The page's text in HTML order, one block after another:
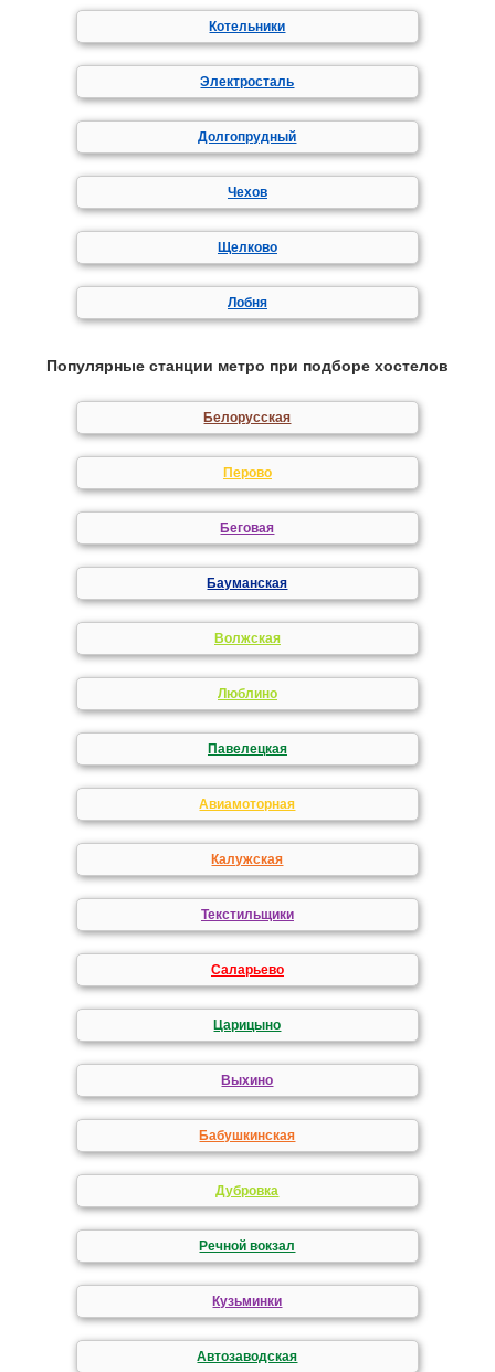
Котельники
Электросталь
Долгопрудный
Чехов
Щелково
Лобня
Популярные станции метро при подборе хостелов
Белорусская
Перово
Беговая
Бауманская
Волжская
Люблино
Павелецкая
Авиамоторная
Калужская
Текстильщики
Саларьево
Царицыно
Выхино
Бабушкинская
Дубровка
Речной вокзал
Кузьминки
Автозаводская